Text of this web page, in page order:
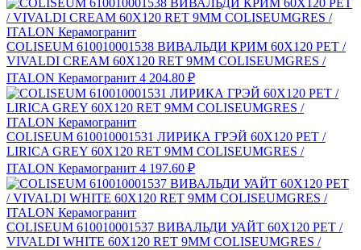
COLISEUM 610010001538 ВИВАЛЬДИ КРИМ 60X120 РЕТ /
VIVALDI CREAM 60X120 RET 9MM COLISEUMGRES /
ITALON Керамогранит 4 204.80 ₽
COLISEUM 610010001531 ЛИРИКА ГРЭЙ 60X120 РЕТ /
LIRICA GREY 60X120 RET 9MM COLISEUMGRES /
ITALON Керамогранит 4 197.60 ₽
COLISEUM 610010001537 ВИВАЛЬДИ УАЙТ 60X120 РЕТ /
VIVALDI WHITE 60X120 RET 9MM COLISEUMGRES /